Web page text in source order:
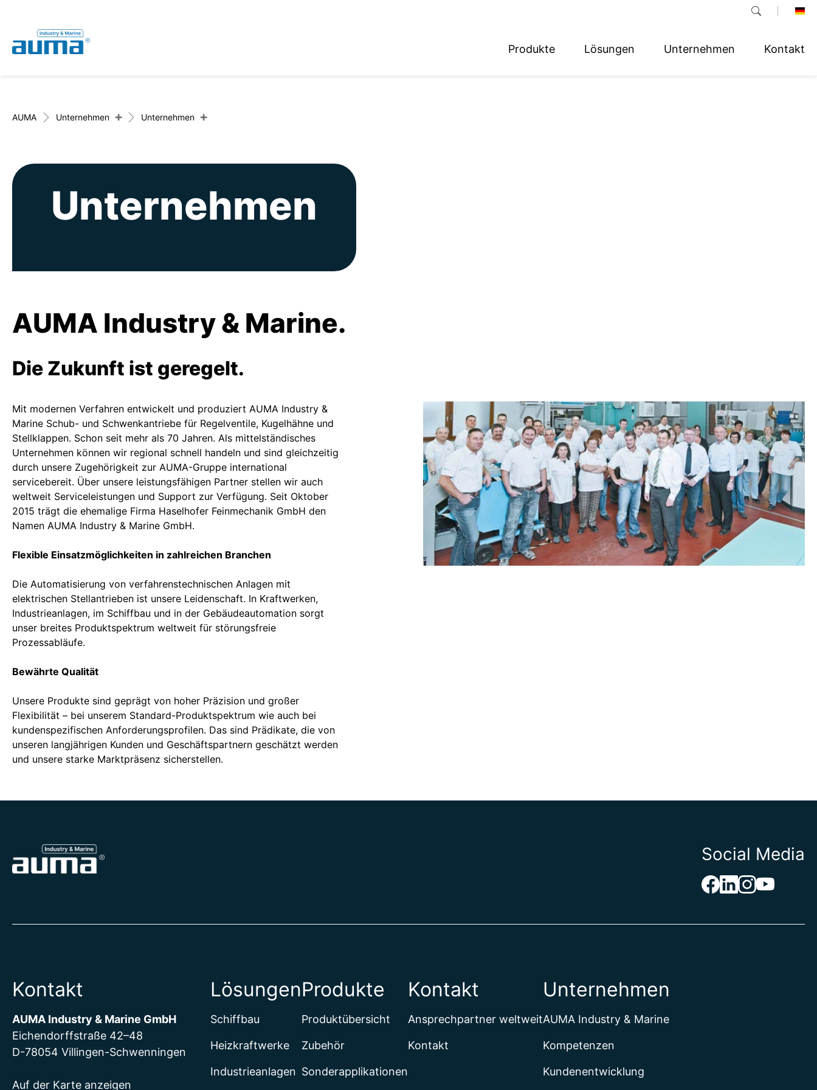
Produkte Lösungen Unternehmen Kontakt
AUMA Unternehmen + Unternehmen +
Unternehmen
AUMA Industry & Marine.
Die Zukunft ist geregelt.
Mit modernen Verfahren entwickelt und produziert AUMA Industry &
Marine Schub- und Schwenkantriebe für Regelventile, Kugelhähne und
Stellklappen. Schon seit mehr als 70 Jahren. Als mittelständisches
Unternehmen können wir regional schnell handeln und sind gleichzeitig
durch unsere Zugehörigkeit zur AUMA-Gruppe international
servicebereit. Über unsere leistungsfähigen Partner stellen wir auch
weltweit Serviceleistungen und Support zur Verfügung. Seit Oktober
2015 trägt die ehemalige Firma Haselhofer Feinmechanik GmbH den
Namen AUMA Industry & Marine GmbH.
Flexible Einsatzmöglichkeiten in zahlreichen Branchen
Die Automatisierung von verfahrenstechnischen Anlagen mit
elektrischen Stellantrieben ist unsere Leidenschaft. In Kraftwerken,
Industrieanlagen, im Schiffbau und in der Gebäudeautomation sorgt
unser breites Produktspektrum weltweit für störungsfreie
Prozessabläufe.
Bewährte Qualität
Unsere Produkte sind geprägt von hoher Präzision und großer
Flexibilität – bei unserem Standard-Produktspektrum wie auch bei
kundenspezifischen Anforderungsprofilen. Das sind Prädikate, die von
unseren langjährigen Kunden und Geschäftspartnern geschätzt werden
und unsere starke Marktpräsenz sicherstellen.
Social Media
Kontakt
AUMA Industry & Marine GmbH
Eichendorffstraße 42–48
D-78054 Villingen-Schwenningen
Auf der Karte anzeigen
Lösungen
Schiffbau
Heizkraftwerke
Industrieanlagen
Produkte
Produktübersicht
Zubehör
Sonderapplikationen
Kontakt
Ansprechpartner weltweit
Kontakt
Unternehmen
AUMA Industry & Marine
Kompetenzen
Kundenentwicklung